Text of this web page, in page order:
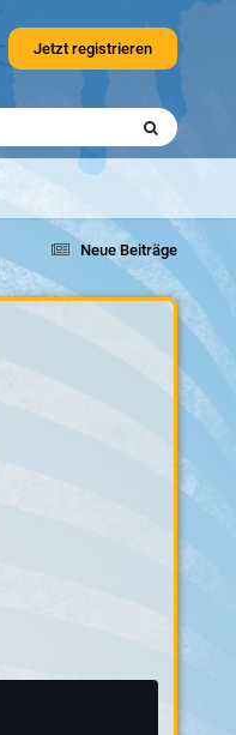
Jetzt registrieren
Neue Beiträge